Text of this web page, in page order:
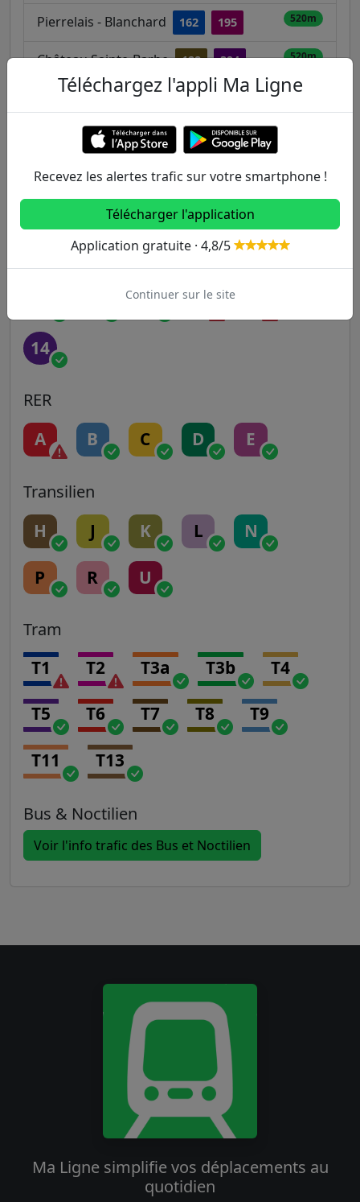
Pierrelais - Blanchard 162 195 520m
Château Sainte-Barbe 128 394 520m
Autres lignes
Metro
3 3B 4
6 7 7B 8
11 12
14
RER
A B C D E
Transilien
H J K L N
P R U
Tram
T1 T2 T3a T3b T4
T5 T6 T7 T8 T9
T11 T13
Bus & Noctilien
Voir l'info trafic des Bus et Noctilien
Ma Ligne simplifie vos déplacements au
quotidien
Téléchargez l'appli Ma Ligne
Recevez les alertes trafic sur votre smartphone !
Télécharger l'application
Application gratuite · 4,8/5
Continuer sur le site